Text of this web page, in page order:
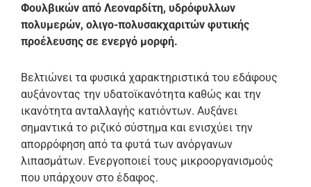
Φουλβικών από Λεοναρδίτη, υδρόφυλλων
πολυμερών, ολιγο-πολυσακχαριτών φυτικής
προέλευσης σε ενεργό μορφή.
Βελτιώνει τα φυσικά χαρακτηριστικά του εδάφους
αυξάνοντας την υδατοϊκανότητα καθώς και την
ικανότητα ανταλλαγής κατιόντων. Αυξάνει
σημαντικά το ριζικό σύστημα και ενισχύει την
απορρόφηση από τα φυτά των ανόργανων
λιπασμάτων. Ενεργοποιεί τους μικροοργανισμούς
που υπάρχουν στο έδαφος.